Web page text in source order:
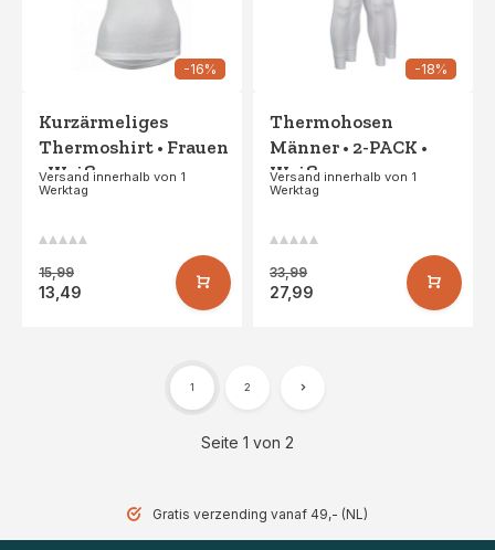
-16%
Kurzärmeliges
Thermoshirt • Frauen
• Weiß
Versand innerhalb von 1
Werktag
15,99
13,49
-18%
Thermohosen
Männer • 2-PACK •
Weiß
Versand innerhalb von 1
Werktag
33,99
27,99
Seite 1 von 2
1 2
Gratis verzending vanaf 49,- (NL)